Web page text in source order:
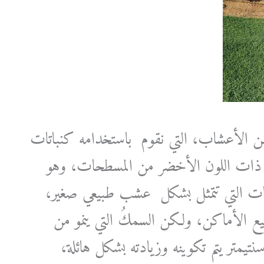
التي نقوم باستخدامه كنباتات
ذات اللون الأخضر من المسطحات، وهو
التي تتمثل بشكل عشب طبيعي صغير،
الأماكن، ولكن السمكُ التي ينمو من
يتم تكوينه وزيادته بشكل هائلة،